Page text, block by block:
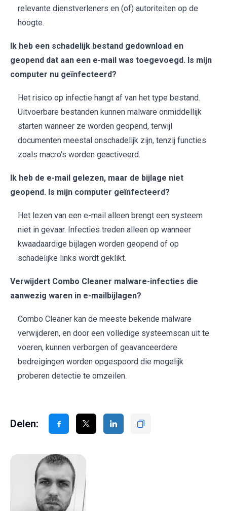
relevante dienstverleners en (of) autoriteiten op de
hoogte.
Ik heb een schadelijk bestand gedownload en
geopend dat aan een e-mail was toegevoegd. Is mijn
computer nu geïnfecteerd?
Het risico op infectie hangt af van het type bestand.
Uitvoerbare bestanden kunnen malware onmiddellijk
starten wanneer ze worden geopend, terwijl
documenten meestal onschadelijk zijn, tenzij functies
zoals macro's worden geactiveerd.
Ik heb de e-mail gelezen, maar de bijlage niet
geopend. Is mijn computer geïnfecteerd?
Het lezen van een e-mail alleen brengt een systeem
niet in gevaar. Infecties treden alleen op wanneer
kwaadaardige bijlagen worden geopend of op
schadelijke links wordt geklikt.
Verwijdert Combo Cleaner malware-infecties die
aanwezig waren in e-mailbijlagen?
Combo Cleaner kan de meeste bekende malware
verwijderen, en door een volledige systeemscan uit te
voeren, kunnen verborgen of geavanceerdere
bedreigingen worden opgespoord die mogelijk
proberen detectie te omzeilen.
Delen: